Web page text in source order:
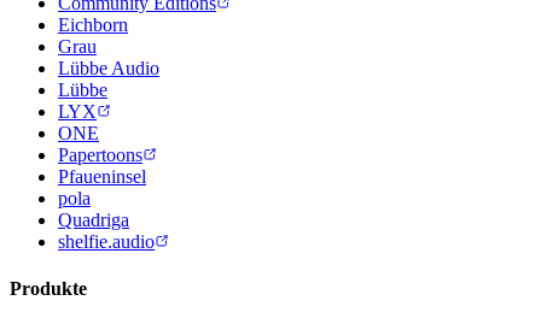
Eichborn
Grau
Lübbe Audio
Lübbe
LYX
ONE
Papertoons
Pfaueninsel
pola
Quadriga
shelfie.audio
Produkte